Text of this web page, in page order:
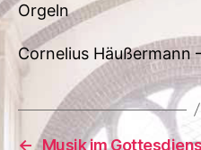
Orgeln
Cornelius Häußermann
←
Musik im